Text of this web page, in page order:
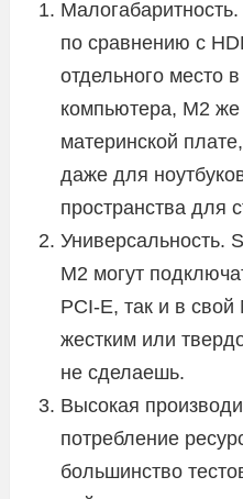
по сравнению с
отдельного место
компьютера, М2 же
материнской
даже для
пространства для
Универсальность.
М2 могут
PCI-E, так и в
жестким или
не сделаешь.
Высокая
потребление
большинство